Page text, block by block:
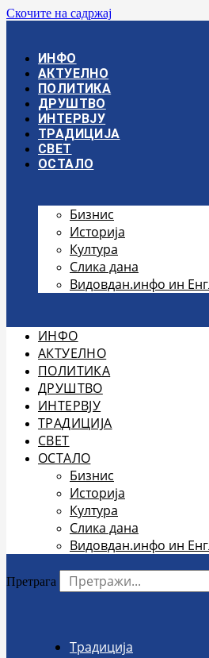
Скочите на садржај
ИНФО
АКТУЕЛНО
ПОЛИТИКА
ДРУШТВО
ИНТЕРВЈУ
ТРАДИЦИЈА
СВЕТ
ОСТАЛО
Бизнис
Историја
Култура
Слика дана
Видовдан.инфо ин
ИНФО
АКТУЕЛНО
ПОЛИТИКА
ДРУШТВО
ИНТЕРВЈУ
ТРАДИЦИЈА
СВЕТ
ОСТАЛО
Бизнис
Историја
Култура
Слика дана
Видовдан.инфо ин
Претрага
Традиција